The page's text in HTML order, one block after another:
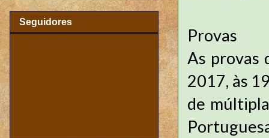
Provas
As provas
2017, às
de
Seguidores